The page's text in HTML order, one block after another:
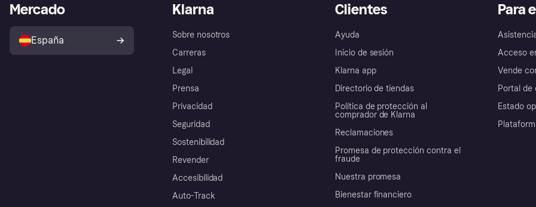
Klarna
Sobre nosotros
Carreras
Legal
Prensa
Privacidad
Seguridad
Sostenibilidad
Revender
Accesibilidad
Auto-Track
Clientes
Ayuda
Inicio de sesión
Klarna app
Directorio de tiendas
Política de protección al
comprador de Klarna
Reclamaciones
Promesa de protección contra el
fraude
Nuestra promesa
Bienestar financiero
Para
Acceso
Vende
Portal de
Estado
Mercado
España